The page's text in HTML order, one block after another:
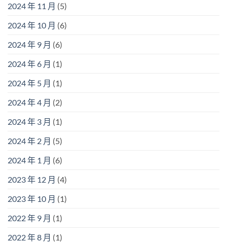
2024 年 11 月 (5)
2024 年 10 月 (6)
2024 年 9 月 (6)
2024 年 6 月 (1)
2024 年 5 月 (1)
2024 年 4 月 (2)
2024 年 3 月 (1)
2024 年 2 月 (5)
2024 年 1 月 (6)
2023 年 12 月 (4)
2023 年 10 月 (1)
2022 年 9 月 (1)
2022 年 8 月 (1)